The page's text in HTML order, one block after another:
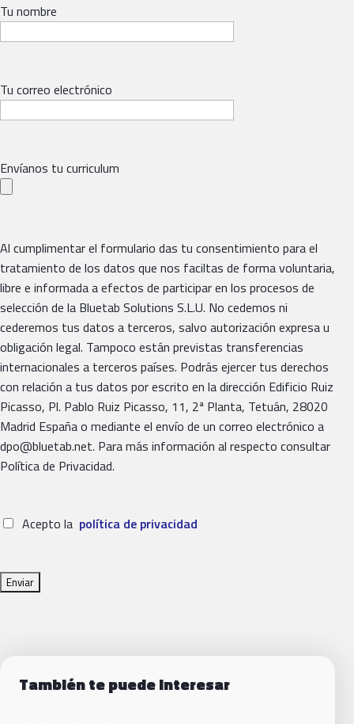
Tu nombre
Tu correo electrónico
Envíanos tu curriculum
Al cumplimentar el formulario das tu consentimiento para el
tratamiento de los datos que nos faciltas de forma voluntaria,
libre e informada a efectos de participar en los procesos de
selección de la Bluetab Solutions S.L.U. No cedemos ni
cederemos tus datos a terceros, salvo autorización expresa u
obligación legal. Tampoco están previstas transferencias
internacionales a terceros países. Podrás ejercer tus derechos
con relación a tus datos por escrito en la dirección Edificio Ruiz
Picasso, Pl. Pablo Ruiz Picasso, 11, 2ª Planta, Tetuán, 28020
Madrid España o mediante el envío de un correo electrónico a
dpo@bluetab.net. Para más información al respecto consultar
Política de Privacidad.
Acepto la política de privacidad
También te puede interesar